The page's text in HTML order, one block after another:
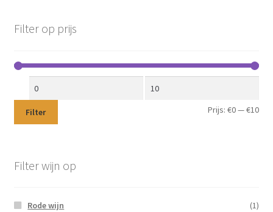
Filter op prijs
Min.
Max.
Filter Prijs:€0—€10
Filter wijn op
Rode wijn (1)